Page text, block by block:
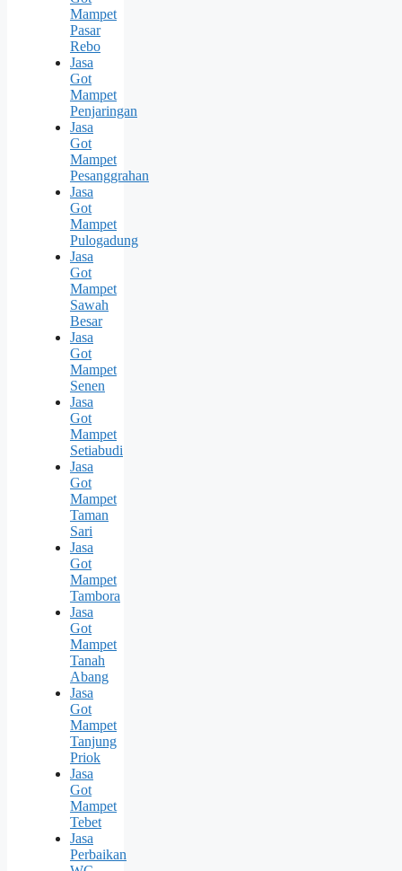
Mampet
Pasar
Rebo
Jasa
Got
Mampet
Penjaringan
Jasa
Got
Mampet
Pesanggrahan
Jasa
Got
Mampet
Pulogadung
Jasa
Got
Mampet
Sawah
Besar
Jasa
Got
Mampet
Senen
Jasa
Got
Mampet
Setiabudi
Jasa
Got
Mampet
Taman
Sari
Jasa
Got
Mampet
Tambora
Jasa
Got
Mampet
Tanah
Abang
Jasa
Got
Mampet
Tanjung
Priok
Jasa
Got
Mampet
Tebet
Jasa
Perbaikan